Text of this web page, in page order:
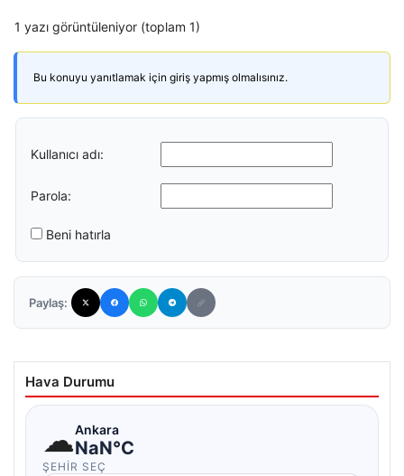
1 yazı görüntüleniyor (toplam 1)
Bu konuyu yanıtlamak için giriş yapmış olmalısınız.
Kullanıcı adı:
Parola:
Beni hatırla
Paylaş:
Hava Durumu
☁Ankara
NaN°C
ŞEHIR SEÇ